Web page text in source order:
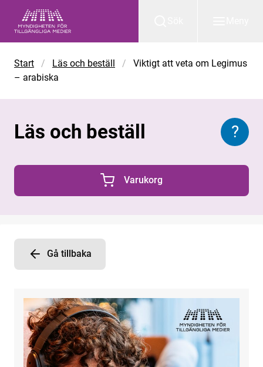
Start / Läs och beställ /
Viktigt att veta om Legimus
– arabiska
Läs och beställ ?
0 Produkter i varukorgen
Varukorg
Gå tillbaka